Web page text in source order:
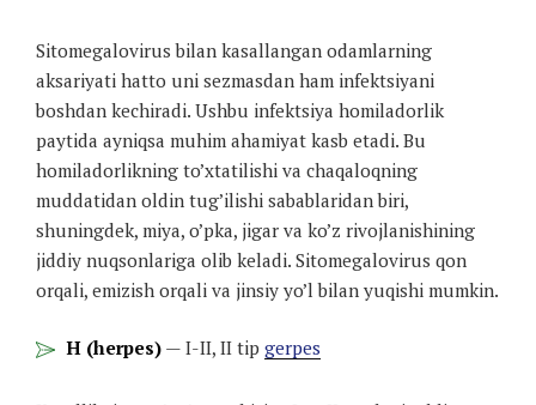
Sitomegalovirus bilan kasallangan odamlarning
aksariyati hatto uni sezmasdan ham infektsiyani
boshdan kechiradi. Ushbu infektsiya homiladorlik
paytida ayniqsa muhim ahamiyat kasb etadi. Bu
homiladorlikning to’xtatilishi va chaqaloqning
muddatidan oldin tug’ilishi sabablaridan biri,
shuningdek, miya, o’pka, jigar va ko’z rivojlanishining
jiddiy nuqsonlariga olib keladi. Sitomegalovirus qon
orqali, emizish orqali va jinsiy yo’l bilan yuqishi mumkin.
H (herpes) — I-II, II tip gerpes